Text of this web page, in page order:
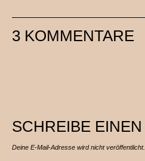
3 KOMMENTARE
SCHREIBE
Deine E-Mail-Adresse wird nicht veröffentlicht.